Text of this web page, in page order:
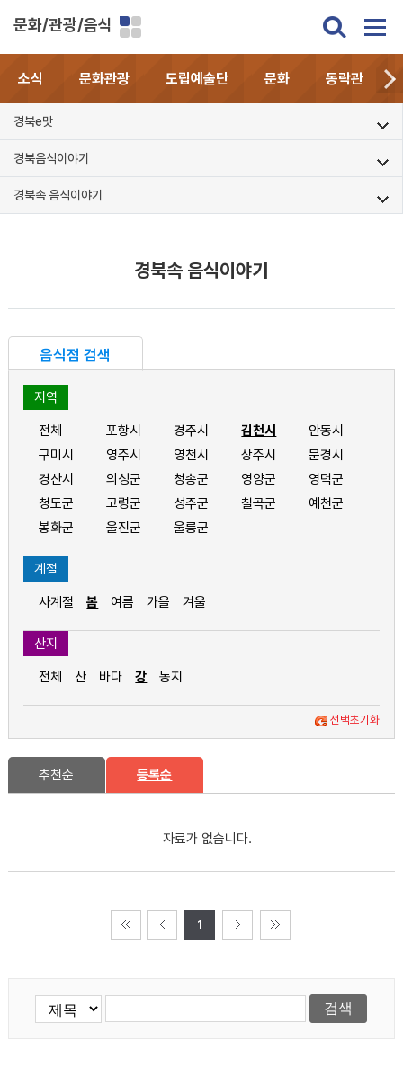
문화/관광/음식
소식 문화관광 도립예술단 문화 동락관
경북e맛
경북음식이야기
경북속 음식이야기
경북속 음식이야기
음식점 검색
지역
전체 포항시 경주시 김천시
안동시
구미시
영주시 영천시 상주시
문경시
경산시
의성군 청송군 영양군
영덕군
청도군
고령군 성주군 칠곡군
예천군
봉화군
울진군 울릉군
계절
사계절 봄 여름 가을 겨울
산지
전체 산 바다 강 농지
선택초기화
추천순 등록순
자료가 없습니다.
1